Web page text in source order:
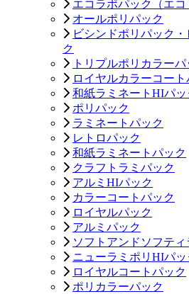
エコラポパック（エコ
オールポリパック
ビシンドポリパック
ク
トリプルポリカラーパ
ロイヤルカラーコート
和紙ラミネートHIパッ
ポリパック
ラミネートパック
レトロパック
和紙ラミネートパック
クラフトラミパック
アルミHIパック
カラーコートパック
ロイヤルパック
アルミパック
ソフトアンドソフティ
ニューラミポリHIパッ
ロイヤルコートパック
ポリカラーパック